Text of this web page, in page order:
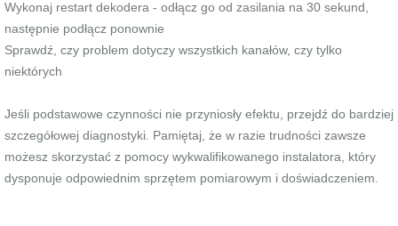
Wykonaj restart dekodera - odłącz go od zasilania na 30 sekund,
następnie podłącz ponownie
Sprawdź, czy problem dotyczy wszystkich kanałów, czy tylko
niektórych
Jeśli podstawowe czynności nie przyniosły efektu, przejdź do bardziej
szczegółowej diagnostyki. Pamiętaj, że w razie trudności zawsze
możesz skorzystać z pomocy wykwalifikowanego instalatora, który
dysponuje odpowiednim sprzętem pomiarowym i doświadczeniem.